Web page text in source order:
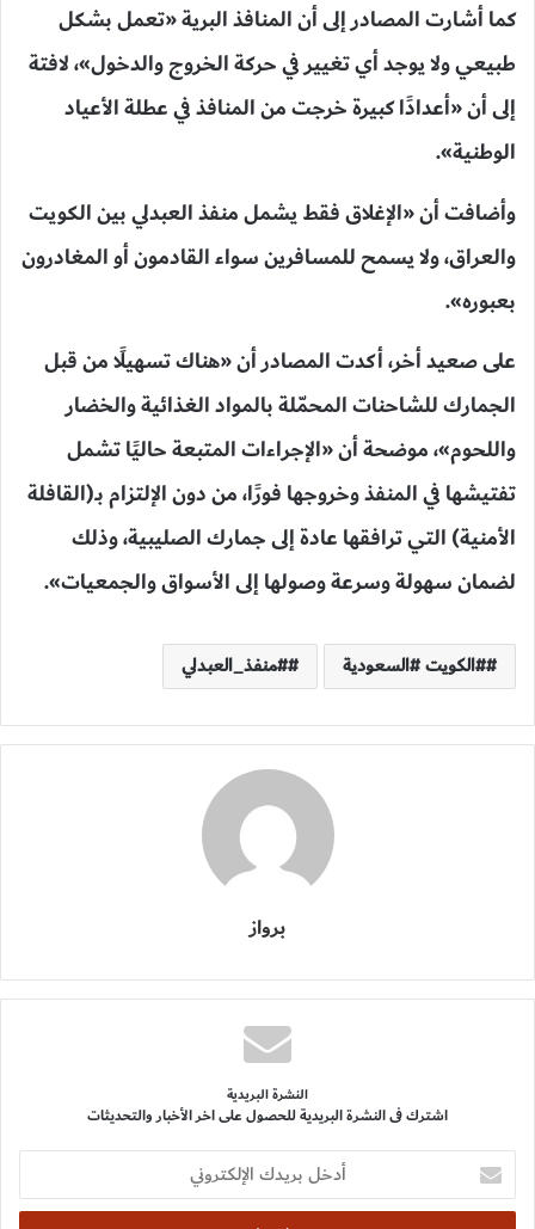
كما أشارت المصادر إلى أن المنافذ البرية «تعمل بشكل
طبيعي ولا يوجد أي تغيير في حركة الخروج والدخول»، لافتة
إلى أن «أعدادًا كبيرة خرجت من المنافذ في عطلة الأعياد
الوطنية».
وأضافت أن «الإغلاق فقط يشمل منفذ العبدلي بين الكويت
والعراق، ولا يسمح للمسافرين سواء القادمون أو المغادرون
بعبوره».
على صعيد أخر، أكدت المصادر أن «هناك تسهيلًا من قبل
الجمارك للشاحنات المحمّلة بالمواد الغذائية والخضار
واللحوم»، موضحة أن «الإجراءات المتبعة حاليًا تشمل
تفتيشها في المنفذ وخروجها فورًا، من دون الإلتزام بـ(القافلة
الأمنية) التي ترافقها عادة إلى جمارك الصليبية، وذلك
لضمان سهولة وسرعة وصولها إلى الأسواق والجمعيات».
#الكويت #السعودية #منفذ_العبدلي
برواز
النشرة البريدية
اشترك فى النشرة البريدية للحصول على اخر الأخبار والتحديثات
أدخل
بريدك
الإلكتروني